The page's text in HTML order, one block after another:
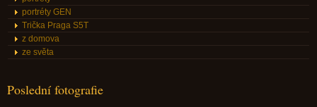
portréty GEN
Trička Praga S5T
z domova
ze světa
Poslední fotografie